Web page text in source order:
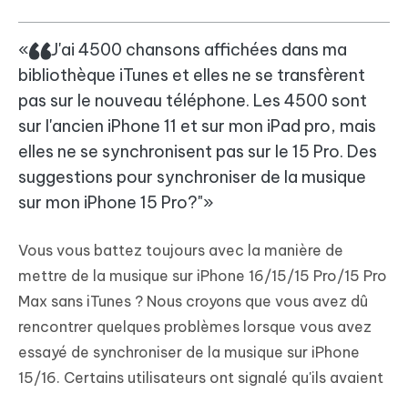
J'ai 4500 chansons affichées dans ma
bibliothèque iTunes et elles ne se transfèrent
pas sur le nouveau téléphone. Les 4500 sont
sur l'ancien iPhone 11 et sur mon iPad pro, mais
elles ne se synchronisent pas sur le 15 Pro. Des
suggestions pour synchroniser de la musique
sur mon iPhone 15 Pro?"
Vous vous battez toujours avec la manière de
mettre de la musique sur iPhone 16/15/15 Pro/15 Pro
Max sans iTunes ? Nous croyons que vous avez dû
rencontrer quelques problèmes lorsque vous avez
essayé de synchroniser de la musique sur iPhone
15/16. Certains utilisateurs ont signalé qu'ils avaient